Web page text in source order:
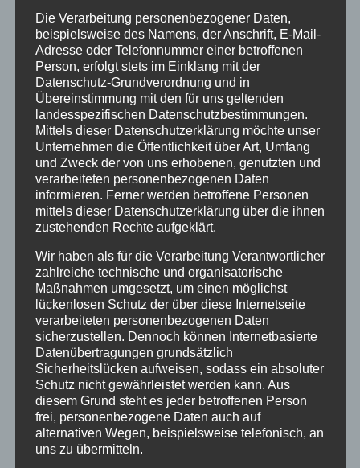
Januar 2026
Dezember 2025
September 2025
Juli 2025
Juni 2025
Mai 2025
Februar 2025
Dezember 2024
September 2024
Juli 2024
Juni 2024
Mai 2024
März 2024
Februar 2024
Dezember 2023
November 2023
September 2023
Juli 2023
Juni 2023
Die Verarbeitung personenbezogener Daten,
beispielsweise des Namens, der Anschrift, E-Mail-
Adresse oder Telefonnummer einer betroffenen
Person, erfolgt stets im Einklang mit der
Datenschutz-Grundverordnung und in
Übereinstimmung mit den für uns geltenden
landesspezifischen Datenschutzbestimmungen.
Mittels dieser Datenschutzerklärung möchte unser
Unternehmen die Öffentlichkeit über Art, Umfang
und Zweck der von uns erhobenen, genutzten und
verarbeiteten personenbezogenen Daten
informieren. Ferner werden betroffene Personen
mittels dieser Datenschutzerklärung über die ihnen
zustehenden Rechte aufgeklärt.
Wir haben als für die Verarbeitung Verantwortlicher
zahlreiche technische und organisatorische
Maßnahmen umgesetzt, um einen möglichst
lückenlosen Schutz der über diese Internetseite
verarbeiteten personenbezogenen Daten
sicherzustellen. Dennoch können Internetbasierte
Datenübertragungen grundsätzlich
Sicherheitslücken aufweisen, sodass ein absoluter
Schutz nicht gewährleistet werden kann. Aus
diesem Grund steht es jeder betroffenen Person
frei, personenbezogene Daten auch auf
alternativen Wegen, beispielsweise telefonisch, an
uns zu übermitteln.